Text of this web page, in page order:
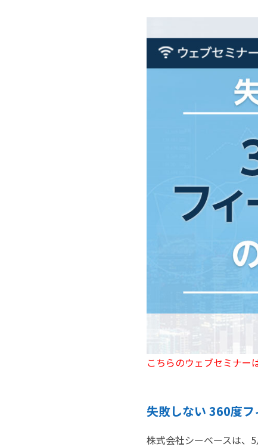
こちらのウェブセミナー
失敗しない 360度
株式会社シーベースは、